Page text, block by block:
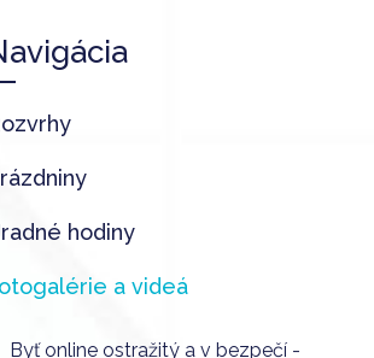
hodiny
a videá
Byť online ostražitý a v bezpečí -